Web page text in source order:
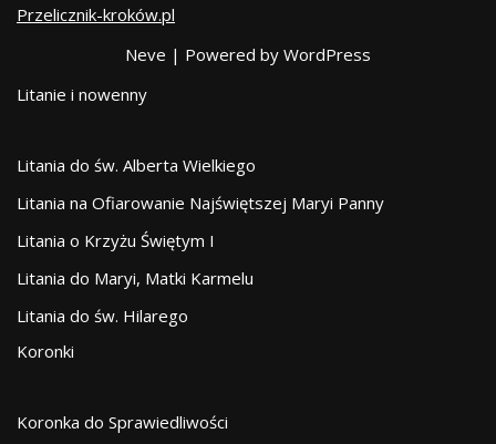
Przelicznik-kroków.pl
Neve | Powered by WordPress
Litanie i nowenny
Litania do św. Alberta Wielkiego
Litania na Ofiarowanie Najświętszej Maryi Panny
Litania o Krzyżu Świętym I
Litania do Maryi, Matki Karmelu
Litania do św. Hilarego
Koronki
Koronka do Sprawiedliwości